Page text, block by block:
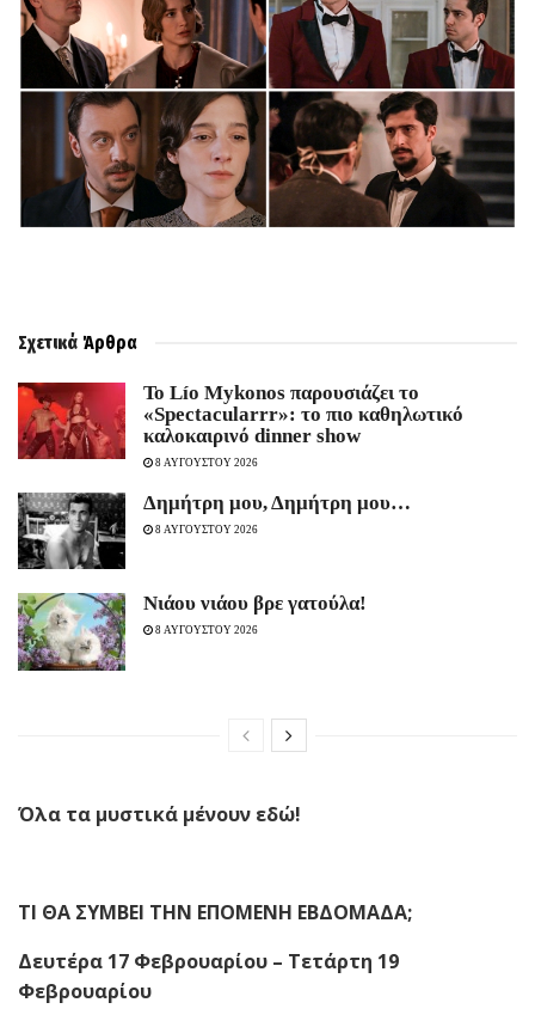
Σχετικά Άρθρα
Το Lío Mykonos παρουσιάζει το
«Spectacularrr»: το πιο καθηλωτικό
καλοκαιρινό dinner show
8 ΑΥΓΟΥΣΤΟΥ 2026
Δημήτρη μου, Δημήτρη μου…
8 ΑΥΓΟΥΣΤΟΥ 2026
Νιάου νιάου βρε γατούλα!
8 ΑΥΓΟΥΣΤΟΥ 2026
Όλα τα μυστικά μένουν εδώ!
ΤΙ ΘΑ ΣΥΜΒΕΙ ΤΗΝ ΕΠΟΜΕΝΗ ΕΒΔΟΜΑΔΑ;
Δευτέρα 17 Φεβρουαρίου – Τετάρτη 19
Φεβρουαρίου